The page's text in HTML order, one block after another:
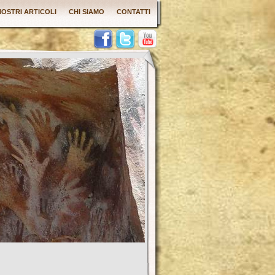
ARTICOLI CHI SIAMO CONTATTI